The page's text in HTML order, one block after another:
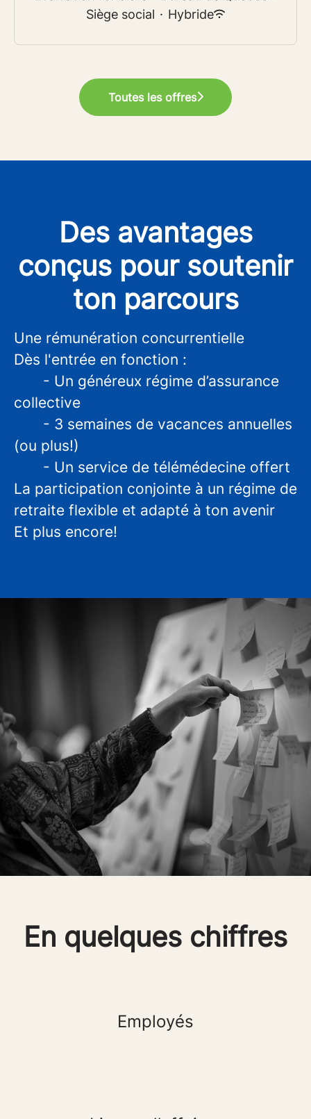
Siège social · Hybride
Toutes les offres
Des avantages
conçus pour soutenir
ton parcours
Une rémunération concurrentielle
Dès l'entrée en fonction :
- Un généreux régime d’assurance
collective
- 3 semaines de vacances annuelles
(ou plus!)
- Un service de télémédecine offert
La participation conjointe à un régime de
retraite flexible et adapté à ton avenir
Et plus encore!
En quelques chiffres
Employés